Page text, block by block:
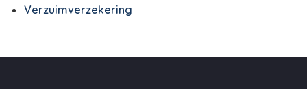
Verzuimverzekering